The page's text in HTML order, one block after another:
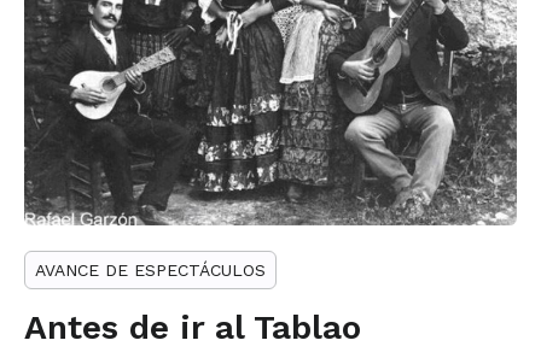
AVANCE DE ESPECTÁCULOS
Antes de ir al Tablao